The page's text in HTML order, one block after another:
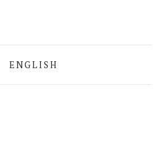
ENGLISH